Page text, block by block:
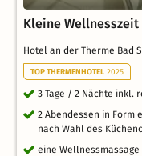
Kleine Wellnesszeit
Hotel an der Therme Bad
TOP THERMENHOTEL 2025
3 Tage / 2 Nächte inkl.
2 Abendessen in Form
nach Wahl des
eine